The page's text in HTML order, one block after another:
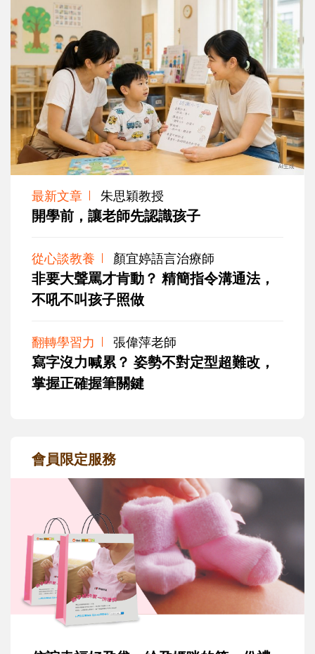
最新文章 朱思穎教授
開學前，讓老師先認識孩子
從心談教養 顏宜婷語言治療師
非要大聲罵才肯動？ 精簡指令溝通法，
不吼不叫孩子照做
翻轉學習力 張偉萍老師
寫字沒力喊累？ 姿勢不對定型超難改，
掌握正確握筆關鍵
會員限定服務